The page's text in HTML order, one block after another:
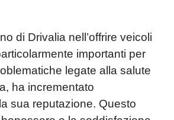
di Drivalia nell’offrire veicoli
importanti per
legate alla salute
ha incrementato
sua reputazione. Questo